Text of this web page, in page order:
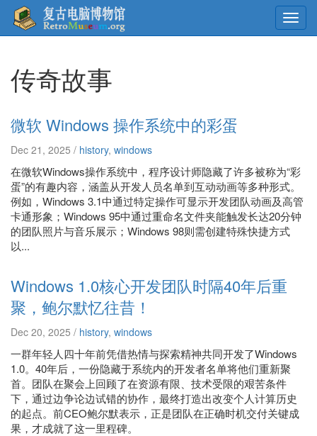
传奇故事
微软 Windows 操作系统中的彩蛋
Dec 21, 2025 / history, windows
在微软Windows操作系统中，程序设计师隐藏了许多被称为“彩
蛋”的有趣内容，涵盖从开发人员名单到互动动画等多种形式。
例如，Windows 3.1中通过特定操作可显示开发团队动画及高管
卡通形象；Windows 95中通过重命名文件夹能触发长达20分钟
的团队照片与音乐展示；Windows 98则需创建特殊快捷方式
以...
Windows 1.0核心开发团队时隔40年后重
聚，鲍尔默忆往昔！
Dec 20, 2025 / history, windows
一群年轻人四十年前凭借热情与探索精神共同开发了Windows
1.0。40年后，一份隐藏于系统内的开发者名单将他们重新聚
首。团队在聚会上回顾了在资源有限、技术受限的艰苦条件
下，通过边争论边试错的协作，最终打造出改变个人计算历史
的起点。前CEO鲍尔默表示，正是团队在正确时机交付关键成
果，才成就了这一里程碑。